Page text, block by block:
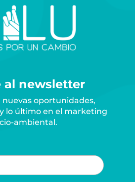
al newsletter
nuevas oportunidades,
lo último en el marketing
ambiental.